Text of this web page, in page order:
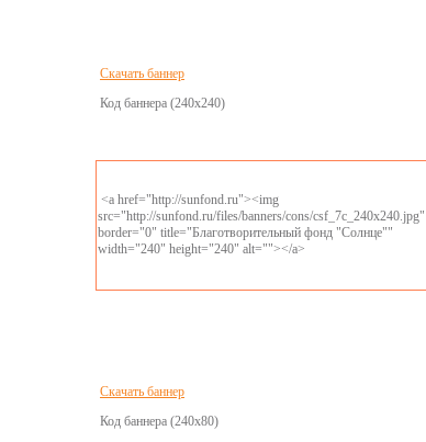
Скачать баннер
Код баннера (240x240)
<a href="http://sunfond.ru"><img
src="http://sunfond.ru/files/banners/cons/csf_7c_240x240.jpg"
border="0" title="Благотворительный фонд "Солнце""
width="240" height="240" alt=""></a>
Скачать баннер
Код баннера (240x80)